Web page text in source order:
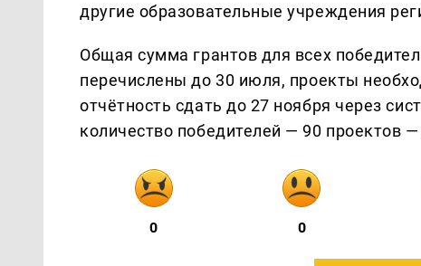
другие образовательные учреждения
Общая сумма грантов для всех
перечислены до 30 июля, проекты
отчётность сдать до 27 ноября через
количество победителей — 90 проектов
0 0